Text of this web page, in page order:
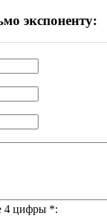
экспоненту:
4 цифры *: